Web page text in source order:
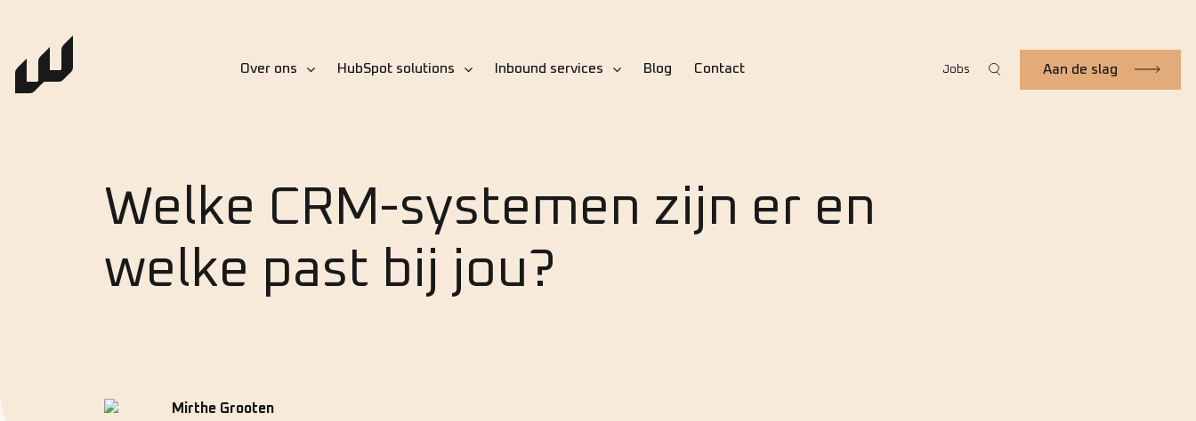
Over ons HubSpot solutions Inbound services Blog Contact Jobs Aan de slag
Welke CRM-systemen zijn er en
welke past bij jou?
Mirthe Grooten